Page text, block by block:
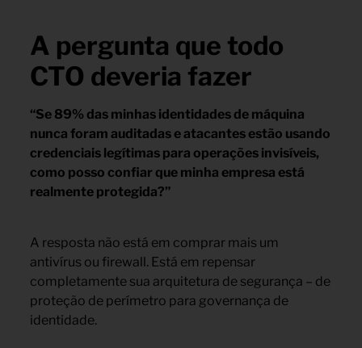
A pergunta que todo
CTO deveria fazer
“Se 89% das minhas identidades de máquina
nunca foram auditadas e atacantes estão usando
credenciais legítimas para operações invisíveis,
como posso confiar que minha empresa está
realmente protegida?”
A resposta não está em comprar mais um
antivírus ou firewall. Está em repensar
completamente sua arquitetura de segurança – de
proteção de perímetro para governança de
identidade.